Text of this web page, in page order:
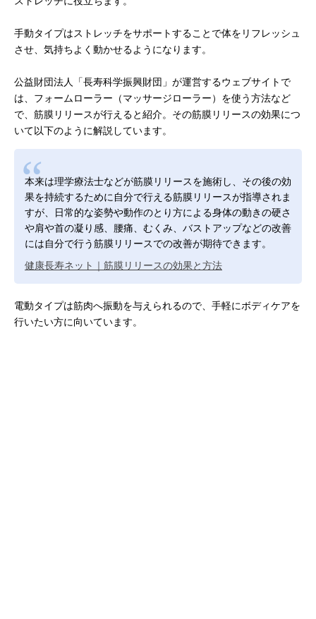
手動タイプはストレッチをサポートすることで体をリフレッシュ
させ、気持ちよく動かせるようになります。
公益財団法人「長寿科学振興財団」が運営するウェブサイトで
は、フォームローラー（マッサージローラー）を使う方法など
で、筋膜リリースが行えると紹介。その筋膜リリースの効果につ
いて以下のように解説しています。
本来は理学療法士などが筋膜リリースを施術し、その後の効
果を持続するために自分で行える筋膜リリースが指導されま
すが、日常的な姿勢や動作のとり方による身体の動きの硬さ
や肩や首の凝り感、腰痛、むくみ、バストアップなどの改善
には自分で行う筋膜リリースでの改善が期待できます。
健康長寿ネット｜筋膜リリースの効果と方法
電動タイプは筋肉へ振動を与えられるので、手軽にボディケアを
行いたい方に向いています。